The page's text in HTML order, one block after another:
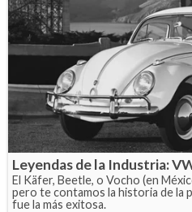
Leyendas de la Industria:
El Käfer, Beetle, o Vocho (en
pero te contamos la historia de la
fue la más exitosa.